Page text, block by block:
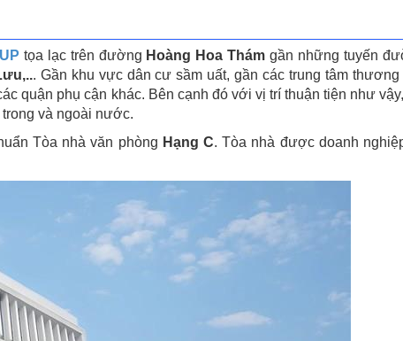
tọa lạc trên đường Hoàng Hoa Thám gần những tuyến
. Gần khu vực dân cư sầm uất, gần các trung tâm
quận phụ cận khác. Bên cạnh đó với vị trí thuận tiện như
và ngoài nước.
Tòa nhà văn phòng Hạng C. Tòa nhà được doanh